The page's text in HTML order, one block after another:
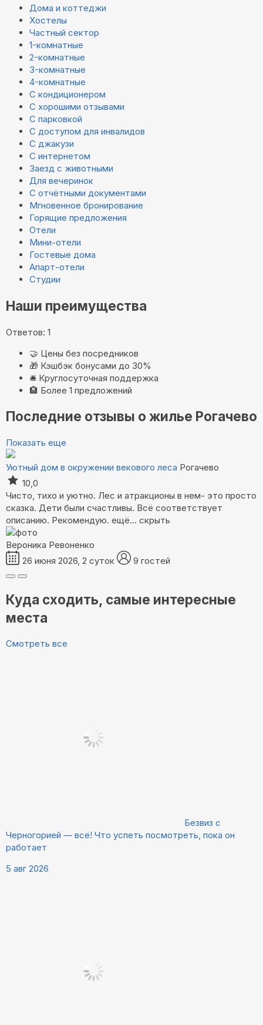
Дома и коттеджи
Хостелы
Частный сектор
1-комнатные
2-комнатные
3-комнатные
4-комнатные
С кондиционером
С хорошими отзывами
С парковкой
С доступом для инвалидов
С джакузи
С интернетом
Заезд с животными
Для вечеринок
С отчётными документами
Мгновенное бронирование
Горящие предложения
Отели
Мини-отели
Гостевые дома
Апарт-отели
Студии
Наши преимущества
Ответов: 1
🤝 Цены без посредников
🎁 Кэшбэк бонусами до 30%
🛎️ Круглосуточная поддержка
🏨 Более 1 предложений
Последние отзывы о жилье Рогачево
Показать еще
Уютный дом в окружении векового леса Рогачево
10,0
Чисто, тихо и уютно. Лес и атракционы в нем- это просто
сказка. Дети были счастливы. Всё соответствует
описанию. Рекомендую. ещё... скрыть
Вероника Ревоненко
26 июня 2026, 2 суток
9 гостей
Куда сходить, самые интересные
места
Смотреть все
Безвиз с
Черногорией — всё! Что успеть посмотреть, пока он
работает
5 авг 2026